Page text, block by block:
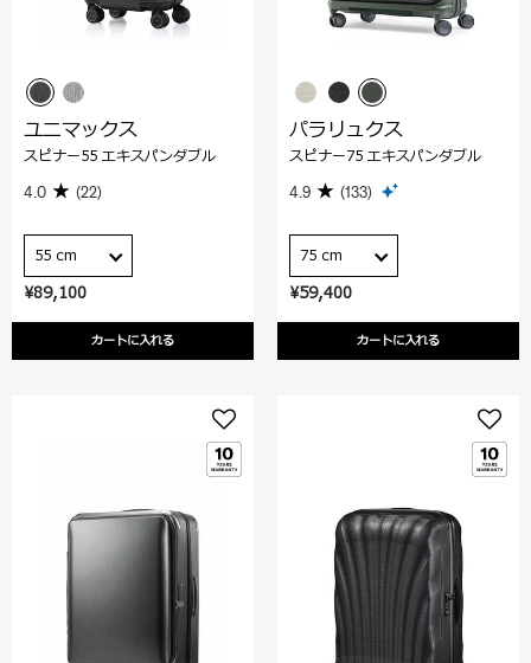
¥89,100
カートに入れる
ユニマックス
スピナー55 エキスパンダブル
4.0 (22)
55 cm
¥59,400
カートに入れる
パラリュクス
スピナー75 エキスパンダブル
4.9 (133)
75 cm